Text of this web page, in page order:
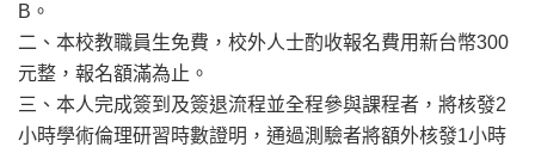
B 。
二、本校教職員生免費，校外人士酌收報名費用新台幣300
元整，報名額滿為止。
三、本人完成簽到及簽退流程並全程參與課程者，將核發2
小時學術倫理研習時數證明，通過測驗者將額外核發1小時